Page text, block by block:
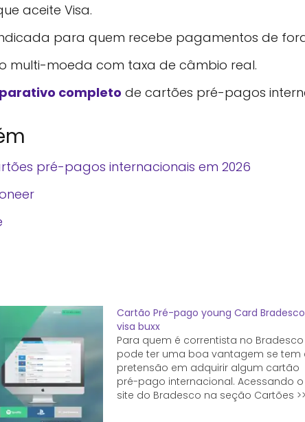
aceite Visa.
para quem recebe pagamentos de
multi-moeda com taxa de câmbio real.
completo de cartões pré-pagos
pré-pagos internacionais em 2026
Cartão Pré-pago young Card Bradesco
visa buxx
Para quem é correntista no Bradesco
pode ter uma boa vantagem se tem
pretensão em adquirir algum cartão
pré-pago internacional. Acessando o
site do Bradesco na seção Cartões >>